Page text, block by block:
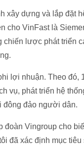
xây dựng và lắp đặt
cho VinFast là
lược phát triển
lợi nhuận. Theo đó,
vụ, phát triển hệ
đông đảo người dân.
Vingroup cho
đã xác định mục